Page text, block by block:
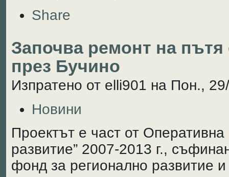
Share
Започва ремонт на
през Бучино
Изпратено от elli901 на Пон.,
Новини
Проектът е част от
развитие” 2007-2013 г.,
фонд за регионално развитие